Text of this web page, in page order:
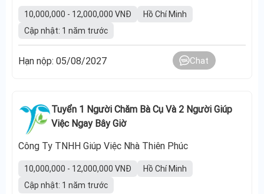
10,000,000 - 12,000,000 VNĐ
Hồ Chí Minh
Cập nhật: 1 năm trước
Hạn nộp: 05/08/2027 Chat
Tuyển 1 Người Chăm Bà Cụ Và 2 Người Giúp
Việc Ngay Bây Giờ
Công Ty TNHH Giúp Việc Nhà Thiên Phúc
10,000,000 - 12,000,000 VNĐ
Hồ Chí Minh
Cập nhật: 1 năm trước